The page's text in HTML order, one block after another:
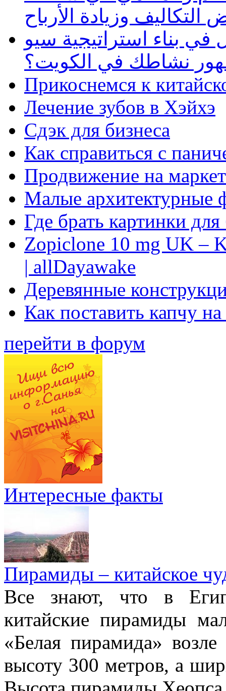
وزيادة الأرباح
بناء استراتيجية سيو
نشاطك في الكويت؟
Прикоснемся к
Лечение зубов в Хэйхэ
Сдэк для бизнеса
Как справиться с
Продвижение на
Малые архитектурные
Где брать картинки
Zopiclone 10 mg UK –
| allDayawake
Деревянные
Как поставить капчу
перейти в форум
Интересные факты
Пирамиды – китайское
Все знают, что в
китайские пирамиды
«Белая пирамида»
высоту 300 метров, а